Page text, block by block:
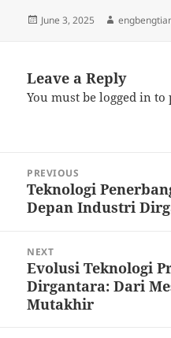
Posted
June 3, 2025 Author
Leave a Reply
You must belogged in to
navigation
PREVIOUS
Previous
post:
Teknologi
Depan Industri
NEXT
Next
post:
Evolusi Teknologi
Dirgantara: Dari
Mutakhir